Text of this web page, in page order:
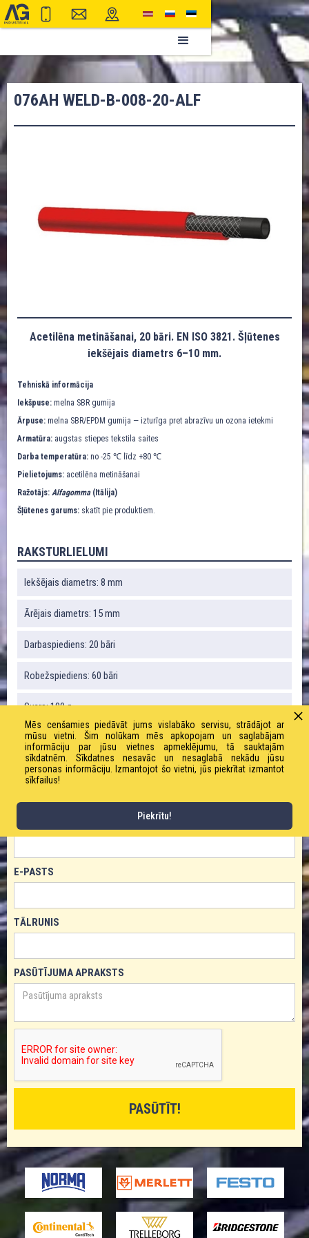
076AH WELD-B-008-20-ALF
Acetilēna metināšanai, 20 bāri. EN ISO 3821. Šļūtenes
iekšējais diametrs 6–10 mm.
Tehniskā informācija
Iekšpuse: melna SBR gumija
Ārpuse: melna SBR/EPDM gumija — izturīga pret abrazīvu un ozona ietekmi
Armatūra: augstas stiepes tekstila saites
Darba temperatūra: no -25 ℃ līdz +80 ℃
Pielietojums: acetilēna metināšanai
Ražotājs: Alfagomma(Itālija)
Šļūtenes garums: skatīt pie produktiem.
RAKSTURLIELUMI
Iekšējais diametrs: 8 mm
Ārējais diametrs: 15 mm
Darbaspiediens: 20 bāri
Robežspiediens: 60 bāri
Svars: 180 g
Liekuma rādiuss: 80 mm
E-PASTS
TĀLRUNIS
PASŪTĪJUMA APRAKSTS
Mēs cenšamies piedāvāt jums vislabāko servisu, strādājot ar
mūsu vietni. Šim nolūkam mēs apkopojam un saglabājam
informāciju par jūsu vietnes apmeklējumu, tā sauktajām
sīkdatnēm. Sīkdatnes nesavāc un nesaglabā nekādu jūsu
personas informāciju. Izmantojot šo vietni, jūs piekrītat izmantot
sīkfailus!
Piekrītu!